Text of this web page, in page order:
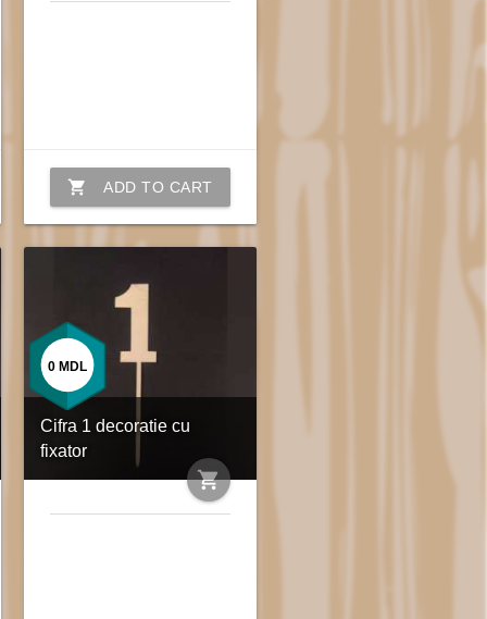
shopping_cart ADD TO CART
Cifra 1 decoratie cu
fixator
shopping_cart
0 MDL